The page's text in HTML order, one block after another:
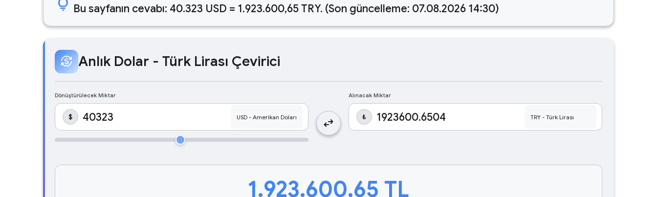
lightbulb Bu sayfanın cevabı: 40.323 USD = 1.923.600,65 TRY. (Son güncelleme: 07.08.2026 14:30)
currency_exchange Anlık Dolar - Türk Lirası Çevirici
Dönüştürülecek Miktar
$ swap_horiz
Alınacak Miktar
₺
1.923.600,65 TL